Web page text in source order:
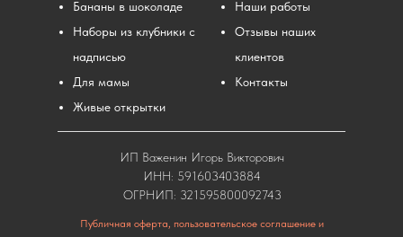
Бананы в шоколаде
Наборы из клубники с
надписью
Для мамы
Живые открытки
Наши работы
Отзывы наших
клиентов
Контакты
ИП Важенин Игорь Викторович
ИНН: 591603403884
ОГРНИП: 321595800092743
Публичная оферта, пользовательское соглашение и